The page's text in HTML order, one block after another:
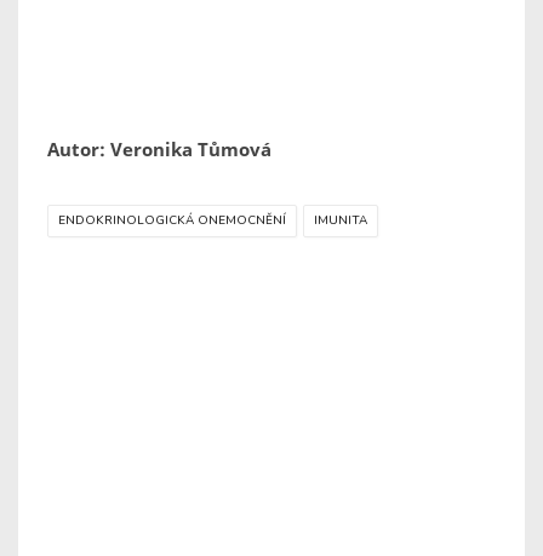
Autor: Veronika Tůmová
ENDOKRINOLOGICKÁ ONEMOCNĚNÍ IMUNITA